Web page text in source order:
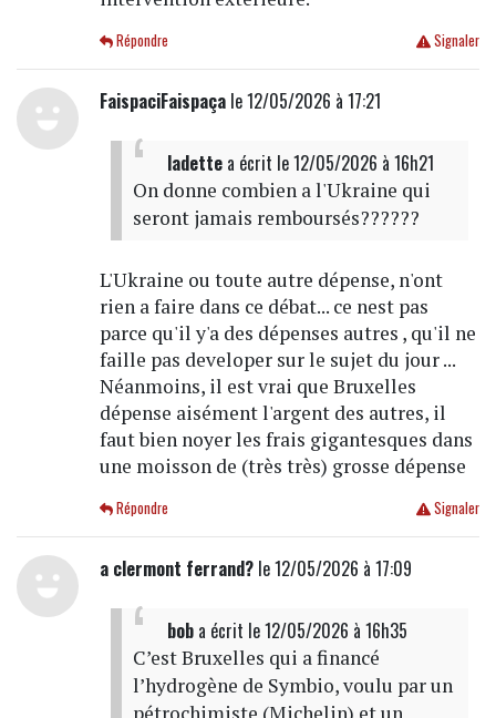
Signaler
Répondre
FaispaciFaispaçale 12/05/2026 à 17:21
ladettea écrit le 12/05/2026 à 16h21
On donne combien a l'Ukraine qui
seront jamais remboursés??????
L'Ukraine ou toute autre dépense, n'ont
rien a faire dans ce débat... ce nest pas
parce qu'il y'a des dépenses autres , qu'il ne
faille pas developer sur le sujet du jour ...
Néanmoins, il est vrai que Bruxelles
dépense aisément l'argent des autres, il
faut bien noyer les frais gigantesques dans
une moisson de (très très) grosse dépense
Signaler
Répondre
a clermont ferrand?le 12/05/2026 à 17:09
boba écrit le 12/05/2026 à 16h35
C’est Bruxelles qui a financé
l’hydrogène de Symbio, voulu par un